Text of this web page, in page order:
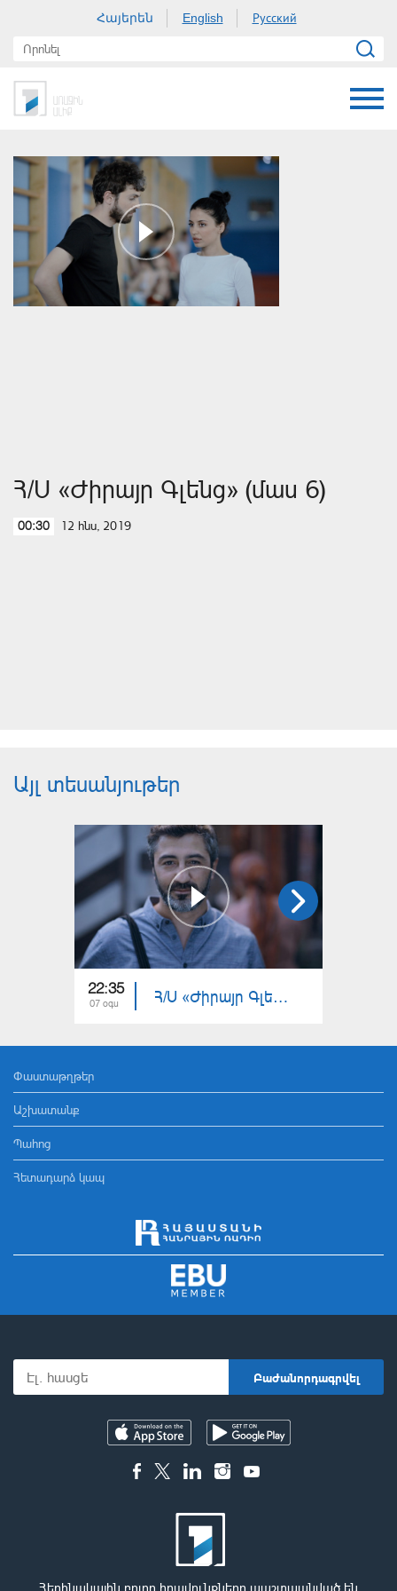
Հայերեն English Русский
Հ/Ս «Ժիրայր Գլենց» (մաս 6)
00:30 12 հնս, 2019
Այլ տեսանյութեր
22:35
07 օգս Հ/Ս «Ժիրայր Գլենց» (մաս 32)
Փաստաթղթեր
Աշխատանք
Պահոց
Հետադարձ կապ
Հեղինակային բոլոր իրավունքները պաշտպանված են